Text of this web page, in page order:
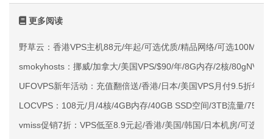
更多阅读
野草云：香港VPS主机88元/年起/可选优质/精品网络/可选100M不
smokyhosts：挪威/加拿大/美国VPS/$90/年/8G内存/2核/
UFOVPS新年活动：充值翻倍送/香港/日本/美国VPS月付9.5折年
LOCVPS：108元/月/4核/4GB内存/40GB SSD空间/3TB流量/
vmiss促销7折：VPS低至8.9元起/香港/美国/韩国/日本机房/可选